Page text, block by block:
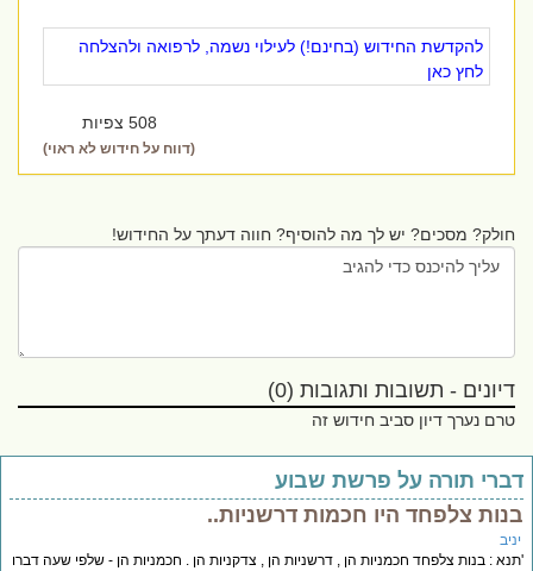
להקדשת החידוש (בחינם!) לעילוי נשמה, לרפואה ולהצלחה
לחץ כאן
508 צפיות
(דווח על חידוש לא ראוי)
חולק? מסכים? יש לך מה להוסיף? חווה דעתך על החידוש!
דיונים - תשובות ותגובות (0)
טרם נערך דיון סביב חידוש זה
תורה על פרשת שבוע
צלפחד היו חכמות דרשניות..
: בנות צלפחד חכמניות הן , דרשניות הן , צדקניות הן . חכמניות הן - שלפי שעה דברו